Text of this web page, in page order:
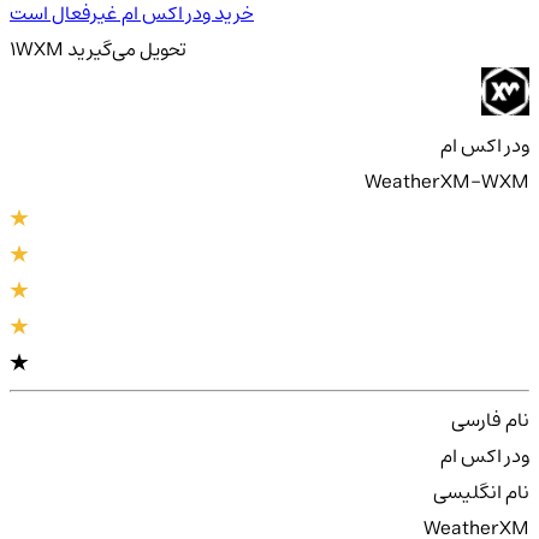
خرید ودر اکس ام غیرفعال است
1WXM تحویلمی‌گیرید
ودر اکس ام
WeatherXM-WXM
نام فارسی
ودر اکس ام
نام انگلیسی
WeatherXM